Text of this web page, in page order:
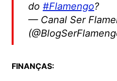
do #Flamengo?
— Canal Ser
FINANÇAS: